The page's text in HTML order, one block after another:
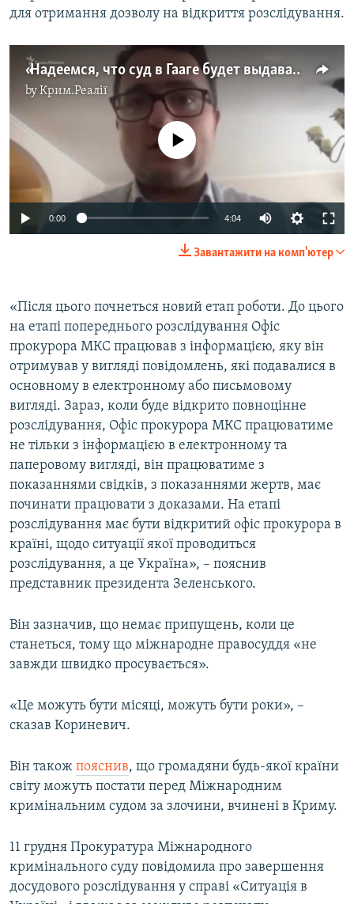
для отримання дозволу на відкриття розслідування.
«Надеемся, что суд в Гааге будет выдавать ордеры на арест граждан России» – Кориневич
byКрим.Реалії
720p 1080p
No media source currently available
0:00 4:04
720p
1080p
Завантажити на комп'ютер
«Після цього почнеться новий етап роботи. До цього
на етапі попереднього розслідування Офіс
прокурора МКС працював з інформацією, яку він
отримував у вигляді повідомлень, які подавалися в
основному в електронному або письмовому
вигляді. Зараз, коли буде відкрито повноцінне
розслідування, Офіс прокурора МКС працюватиме
не тільки з інформацією в електронному та
паперовому вигляді, він працюватиме з
показаннями свідків, з показаннями жертв, має
починати працювати з доказами. На етапі
розслідування має бути відкритий офіс прокурора в
країні, щодо ситуації якої проводиться
розслідування, а це Україна», – пояснив
представник президента Зеленського.
Він зазначив, що немає припущень, коли це
станеться, тому що міжнародне правосуддя «не
завжди швидко просувається».
«Це можуть бути місяці, можуть бути роки», –
сказав Кориневич.
Він також пояснив, що громадяни будь-якої країни
світу можуть постати перед Міжнародним
кримінальним судом за злочини, вчинені в Криму.
11 грудня Прокуратура Міжнародного
кримінального суду повідомила про завершення
досудового розслідування у справі «Ситуація в